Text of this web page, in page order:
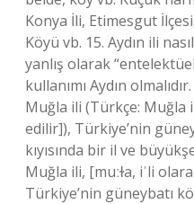
Konya İli, Etimesgut
Köyü vb. 15. Aydın ili
yanlış olarak
kullanımı Aydın
Muğla ili (Türkçe: Muğla
edilir]), Türkiye’nin
kıyısında bir il ve
Muğla ili, [muːɫa, iˈli
Türkiye’nin güneybatı